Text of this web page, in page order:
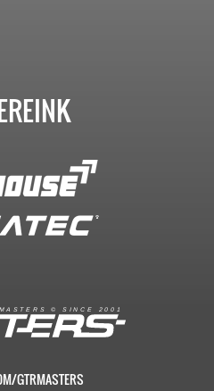
M A S T E R S © S I N C E 2 0 0 1
GTRMASTERS